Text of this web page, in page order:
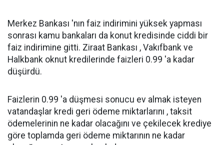
Merkez Bankası 'nın faiz indirimini yüksek yapması
sonrası kamu bankaları da konut kredisinde ciddi bir
faiz indirimine gitti. Ziraat Bankası , Vakıfbank ve
Halkbank oknut kredilerinde faizleri 0.99 'a kadar
düşürdü.
Faizlerin 0.99 'a düşmesi sonucu ev almak isteyen
vatandaşlar kredi geri ödeme miktarlarını , taksit
ödemelerinin ne kadar olacağını ve çekilecek krediye
göre toplamda geri ödeme miktarının ne kadar